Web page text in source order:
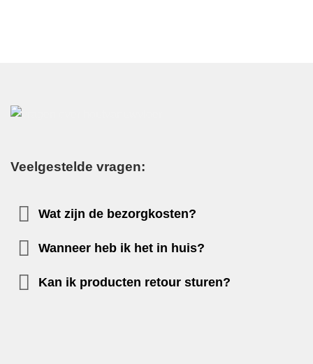
Veelgestelde vragen:
Wat zijn de bezorgkosten?
Wanneer heb ik het in huis?
Kan ik producten retour sturen?